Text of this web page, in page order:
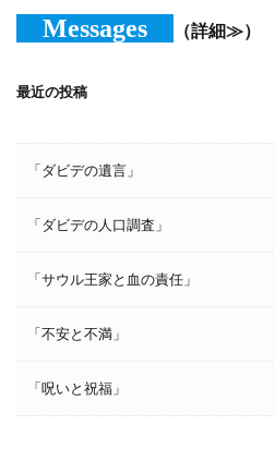
Messages （詳細≫）
最近の投稿
「ダビデの遺言」
「ダビデの人口調査」
「サウル王家と血の責任」
「不安と不満」
「呪いと祝福」